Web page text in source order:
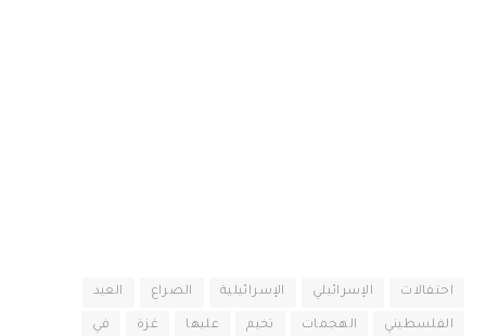
احتفالات الإسرائيلي الإسرائيلية الصراع العيد
الفلسطيني الهجمات تخيم عليها غزة في